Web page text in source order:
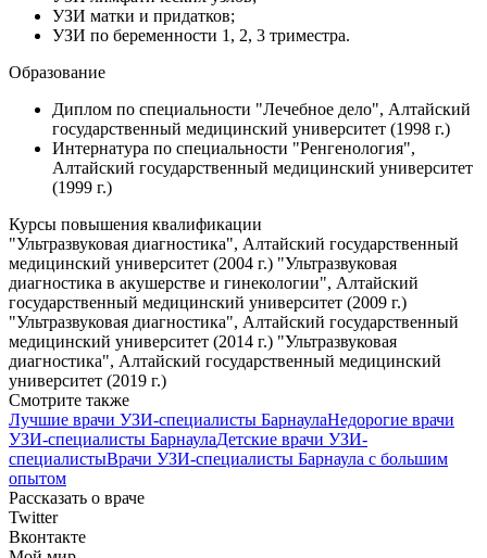
УЗИ матки и придатков;
УЗИ по беременности 1, 2, 3 триместра.
Образование
Диплом по специальности "Лечебное дело", Алтайский
государственный медицинский университет (1998 г.)
Интернатура по специальности "Ренгенология",
Алтайский государственный медицинский университет
(1999 г.)
Курсы повышения квалификации
"Ультразвуковая диагностика", Алтайский государственный
медицинский университет (2004 г.) "Ультразвуковая
диагностика в акушерстве и гинекологии", Алтайский
государственный медицинский университет (2009 г.)
"Ультразвуковая диагностика", Алтайский государственный
медицинский университет (2014 г.) "Ультразвуковая
диагностика", Алтайский государственный медицинский
университет (2019 г.)
Смотрите также
Лучшие врачи УЗИ-специалисты БарнаулаНедорогие врачи
УЗИ-специалисты БарнаулаДетские врачи УЗИ-
специалистыВрачи УЗИ-специалисты Барнаула с большим
опытом
Рассказать о враче
Twitter
Вконтакте